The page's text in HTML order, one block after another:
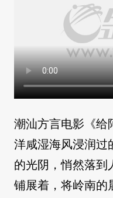
潮汕方言电影《给
洋咸湿海风浸润过
的光阴，悄然落到
铺展着，将岭南的